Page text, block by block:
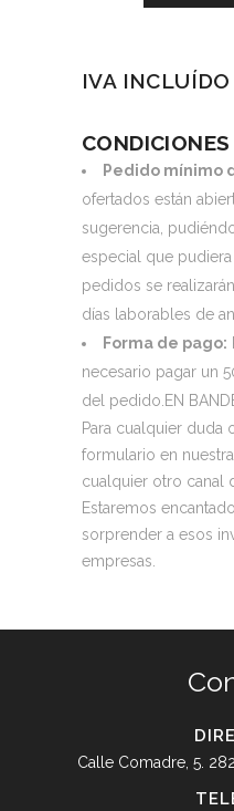
IVA INCLUÍDO
CONDICIONES
Pedido mínimo
ofertados están
sugerencia,
especial que
pedidos se
días laborables de
Forma de pago:
necesario pagar un
del pedido.EN
Para cualquier duda
formulario en
cualquier otro canal
Estaremos
sorprender a esos
empresas.
Calle Comadre, 5.